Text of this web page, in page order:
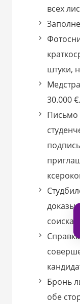
всех
штуки,
30.000 €.
Письмо
Бронь
обе